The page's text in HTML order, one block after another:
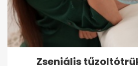
Zseniális